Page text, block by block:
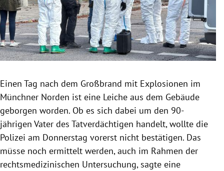
Untermenü
Untermenü
Untermenü
Untermenü
Einen Tag nach dem Großbrand mit Explosionen im
Münchner Norden ist eine Leiche aus dem Gebäude
geborgen worden. Ob es sich dabei um den 90-
jährigen Vater des Tatverdächtigen handelt, wollte die
Polizei am Donnerstag vorerst nicht bestätigen. Das
müsse noch ermittelt werden, auch im Rahmen der
rechtsmedizinischen Untersuchung, sagte eine